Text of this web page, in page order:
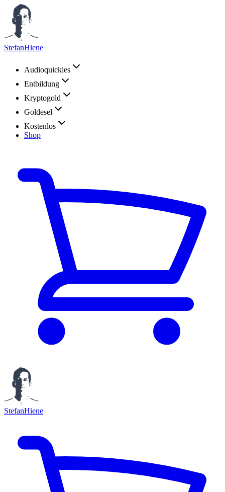
StefanHiene
Audioquickies
Entbildung
Kryptogold
Goldesel
Kostenlos
Shop
StefanHiene